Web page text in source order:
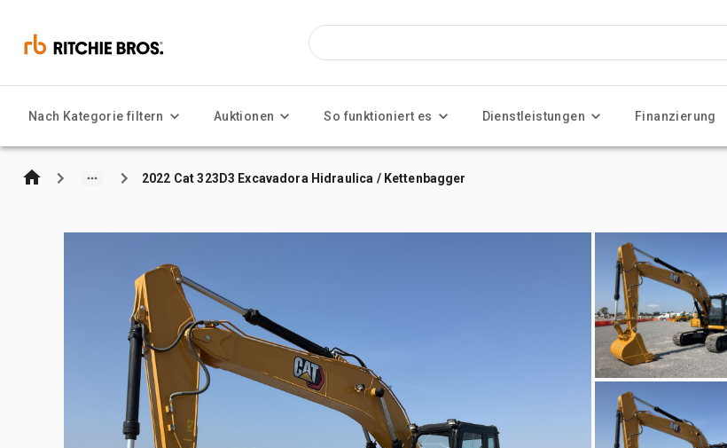
Nach Kategorie filtern Auktionen So funktioniert es Dienstleistungen Finanzierung
2022 Cat 323D3 Excavadora Hidraulica / Kettenbagger